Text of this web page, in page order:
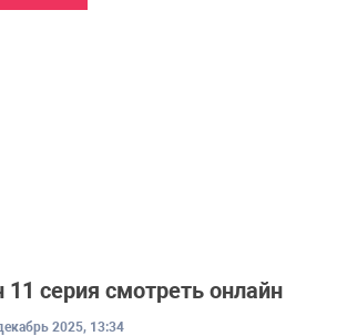
серия смотреть онлайн
2025, 13:34